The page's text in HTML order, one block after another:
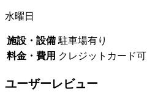
水曜日
施設・設備 駐車場有り
料金・費用 クレジットカード可
ユーザーレビュー